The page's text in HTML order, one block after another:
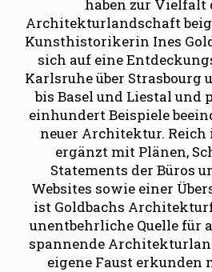
haben zur Vielfalt
Architekturlandschaft
Kunsthistorikerin Ines
sich auf eine
Karls­ruhe über Strasbourg
bis Basel und Liestal und
einhundert Bei­spiele
neuer Architektur.
ergänzt mit Plänen,
Statements der Büros
Websites sowie einer
ist Goldbachs
unentbehrliche Quelle für
spannende
eigene Faust erkunden